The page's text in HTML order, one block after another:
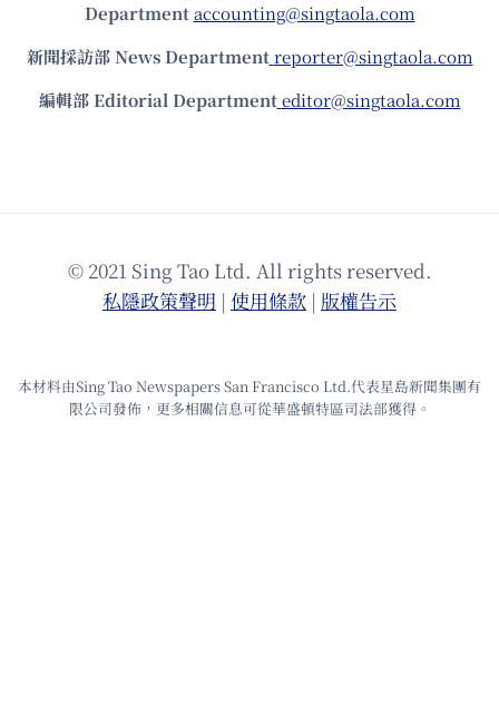
Department accounting@singtaola.com
新聞採訪部 News Department reporter@singtaola.com
編輯部 Editorial Department editor@singtaola.com
© 2021 Sing Tao Ltd. All rights reserved.
私隱政策聲明 | 使⽤條款 | 版權告⽰
本材料由Sing Tao Newspapers San Francisco Ltd.代表星島新聞集團有
限公司發佈，更多相關信息可從華盛頓特區司法部獲得。